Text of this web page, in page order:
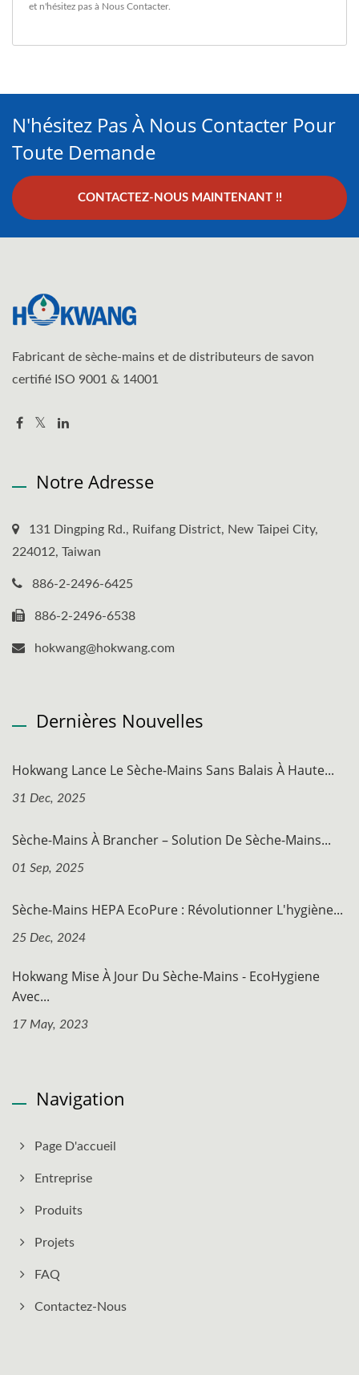
et n'hésitez pas à Nous Contacter.
N'hésitez Pas À Nous Contacter Pour
Toute Demande
CONTACTEZ-NOUS MAINTENANT !!
Fabricant de sèche-mains et de distributeurs de savon
certifié ISO 9001 & 14001
Notre Adresse
131 Dingping Rd., Ruifang District, New Taipei City,
224012, Taiwan
886-2-2496-6425
886-2-2496-6538
hokwang@hokwang.com
Dernières Nouvelles
Hokwang Lance Le Sèche-Mains Sans Balais À Haute...
31 Dec, 2025
Sèche-Mains À Brancher – Solution De Sèche-Mains...
01 Sep, 2025
Sèche-Mains HEPA EcoPure : Révolutionner L'hygiène...
25 Dec, 2024
Hokwang Mise À Jour Du Sèche-Mains - EcoHygiene
Avec...
17 May, 2023
Navigation
Page D'accueil
Entreprise
Produits
Projets
FAQ
Contactez-Nous